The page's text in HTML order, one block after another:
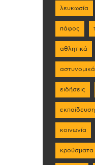
λευκωσία
πάφος
αθλητικά
αστυνομικά
ειδήσεις
εκπαίδευση
κοινωνία
κρούσματα